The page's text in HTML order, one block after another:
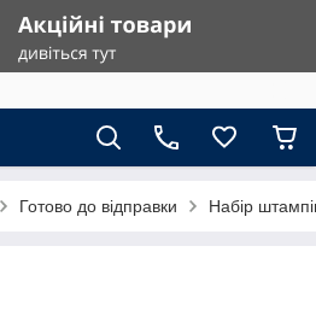
Готово до відправки Набір